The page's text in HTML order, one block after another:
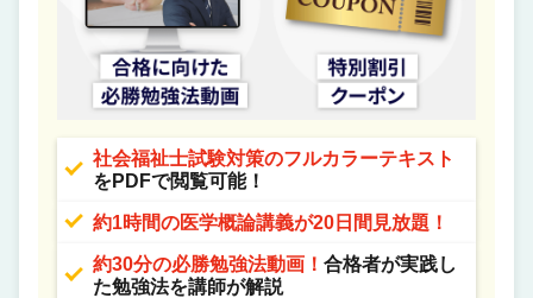
社会福祉士試験対策のフルカラーテキスト
をPDFで閲覧可能！
約1時間の医学概論講義が20日間見放題！
約30分の必勝勉強法動画！ 合格者が実践し
た勉強法を講師が解説